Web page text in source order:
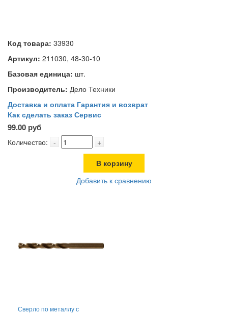
Код товара: 33930
Артикул: 211030, 48-30-10
Базовая единица: шт.
Производитель: Дело Техники
Доставка и оплата Гарантия и возврат
Как сделать заказ Сервис
99.00 руб
Количество: - +
В корзину
Добавить к сравнению
Сверло по металлу с